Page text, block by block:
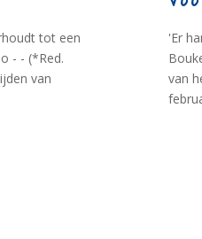
tot een
- - (*Red.
van
'Er
van